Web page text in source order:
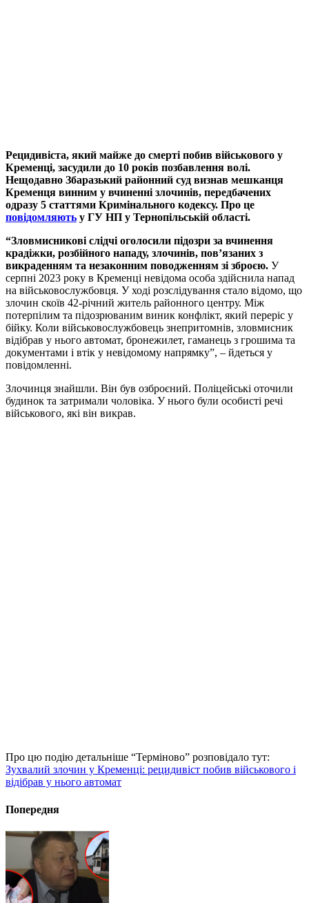
Рецидивіста, який майже до смерті побив військового у
Кременці, засудили до 10 років позбавлення волі.
Нещодавно Збаразький районний суд визнав мешканця
Кременця винним у вчиненні злочинів, передбачених
одразу 5 статтями Кримінального кодексу. Про це
повідомляють у ГУ НП у Тернопільській області.
“Зловмисникові слідчі оголосили підозри за вчинення
крадіжки, розбійного нападу, злочинів, пов’язаних з
викраденням та незаконним поводженням зі зброєю. У
серпні 2023 року в Кременці невідома особа здійснила напад
на військовослужбовця. У ході розслідування стало відомо, що
злочин скоїв 42-річний житель районного центру. Між
потерпілим та підозрюваним виник конфлікт, який переріс у
бійку. Коли військовослужбовець знепритомнів, зловмисник
відібрав у нього автомат, бронежилет, гаманець з грошима та
документами і втік у невідомому напрямку”, – йдеться у
повідомленні.
Злочинця знайшли. Він був озброєний. Поліцейські оточили
будинок та затримали чоловіка. У нього були особисті речі
військового, які він викрав.
Про цю подію детальніше “Терміново” розповідало тут:
Зухвалий злочин у Кременці: рецидивіст побив військового і
відібрав у нього автомат
Попередня